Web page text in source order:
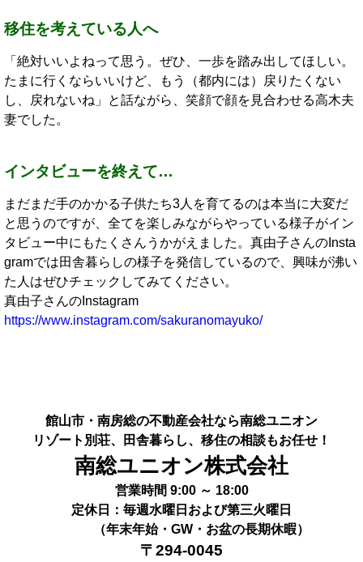
移住を考えている人へ
「絶対いいよねって思う。ぜひ、一歩を踏み出してほしい。
たまに行くならいいけど、もう（都内には）戻りたくない
し、戻れないね」と話ながら、笑顔で顔を見合わせる高木夫
妻でした。
インタビューを終えて…
まだまだ手のかかる子供たち3人を育てるのは本当に大変だ
と思うのですが、全てを楽しみながらやっている様子がイン
タビュー中にもたくさんうかがえました。真由子さんのInsta
gramでは田舎暮らしの様子を発信しているので、興味が沸い
た人はぜひチェックしてみてください。
真由子さんのInstagram
https://www.instagram.com/sakuranomayuko/
館山市・南房総の不動産会社なら南総ユニオン
リゾート別荘、田舎暮らし、移住の相談もお任せ！
南総ユニオン株式会社
営業時間 9:00 ～ 18:00
定休日：毎週水曜日および第三火曜日
（年末年始・GW・お盆の長期休暇）
〒294-0045